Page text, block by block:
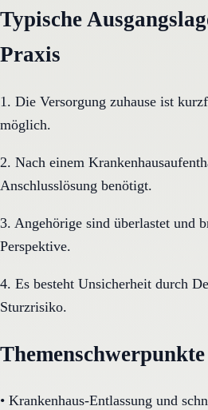
Typische
Praxis
1. Die Versorgung zuhause ist
möglich.
2. Nach einem
Anschlusslösung benötigt.
3. Angehörige sind überlastet und
Perspektive.
4. Es besteht Unsicherheit durch
Sturzrisiko.
• Krankenhaus-Entlassung und